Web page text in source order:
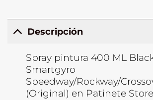
Descripción
Spray pintura 400 ML
Smartgyro
Speedway/Rockway/
(Original) en Patinete Store